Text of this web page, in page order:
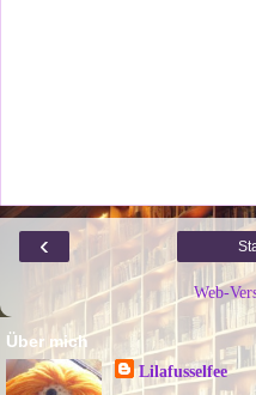
‹
Web-
Über mich
Lilafusselfee